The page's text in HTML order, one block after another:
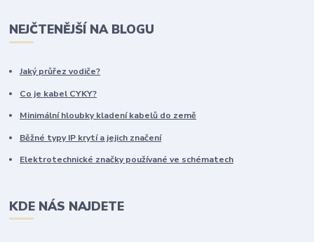
NEJČTENĚJŠÍ NA BLOGU
Jaký průřez vodiče?
Co je kabel CYKY?
Minimální hloubky kladení kabelů do země
Běžné typy IP krytí a jejich značení
Elektrotechnické značky používané ve schématech
KDE NÁS NAJDETE